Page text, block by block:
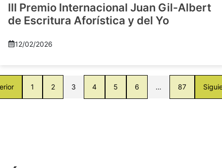
III Premio Internacional Juan Gil-Albert
de Escritura Aforística y del Yo
12/02/2026
1 2 3 4 5 6 … 87